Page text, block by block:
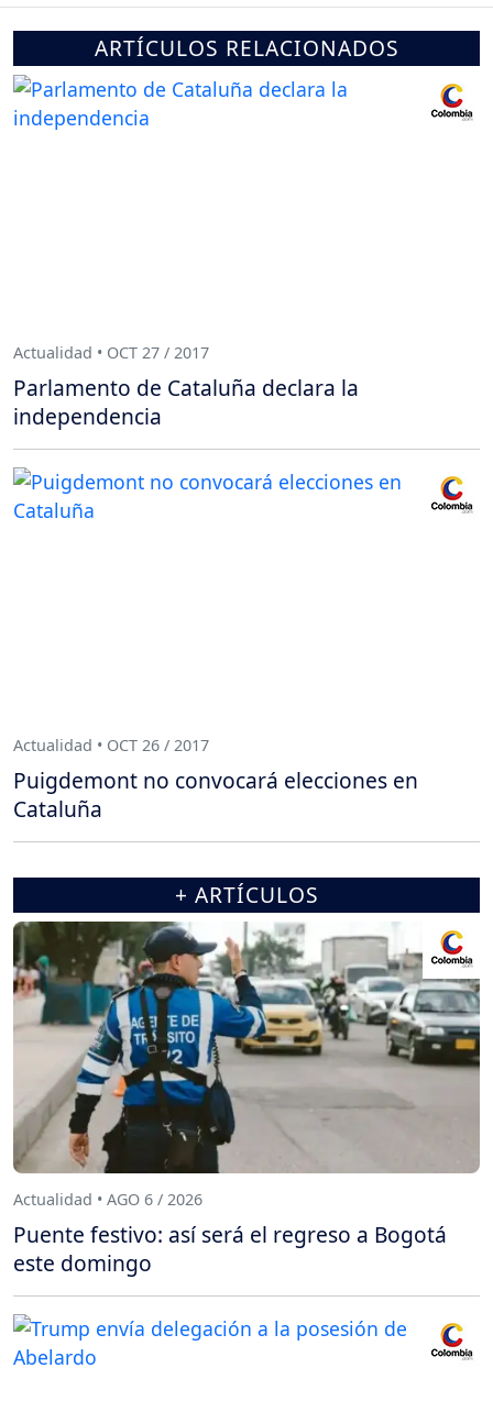
ARTÍCULOS RELACIONADOS
Actualidad • OCT 27 / 2017
Parlamento de Cataluña declara la
independencia
Actualidad • OCT 26 / 2017
Puigdemont no convocará elecciones en
Cataluña
+ ARTÍCULOS
Actualidad • AGO 6 / 2026
Puente festivo: así será el regreso a Bogotá
este domingo